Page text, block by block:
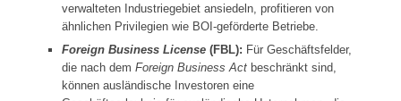
verwalteten Industriegebiet ansiedeln, profitieren von
ähnlichen Privilegien wie BOI-geförderte Betriebe.
Foreign Business License(FBL): Für Geschäftsfelder,
die nach demForeign Business Act beschränkt sind,
können ausländische Investoren eine